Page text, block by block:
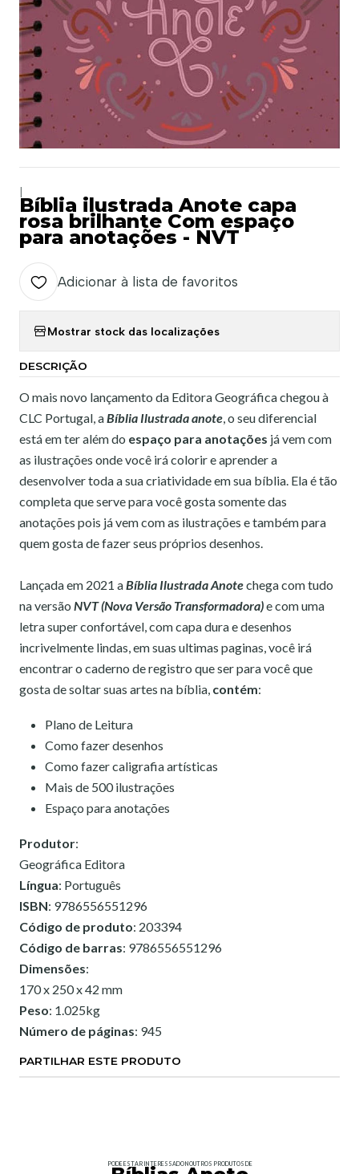
Bíblia ilustrada Anote capa
rosa brilhante Com espaço
para anotações - NVT
Adicionar à lista de favoritos
Mostrar stock das localizações
DESCRIÇÃO
O mais novo lançamento da Editora Geográfica chegou à
CLC Portugal, aBíblia Ilustrada anote, o seu diferencial
está em ter além do espaço para anotações já vem com
as ilustrações onde você irá colorir e aprender a
desenvolver toda a sua criatividade em sua bíblia. Ela é tão
completa que serve para você gosta somente das
anotações pois já vem com as ilustrações e também para
quem gosta de fazer seus próprios desenhos.
Lançada em 2021 aBíblia Ilustrada Anotechega com tudo
na versão NVT (Nova Versão Transformadora)e com uma
letra super confortável, com capa dura e desenhos
incrivelmente lindas, em suas ultimas paginas, você irá
encontrar o caderno de registro que ser para você que
gosta de soltar suas artes na bíblia, contém:
Plano de Leitura
Como fazer desenhos
Como fazer caligrafia artísticas
Mais de 500 ilustrações
Espaço para anotações
Produtor:
Geográfica Editora
Língua: Português
ISBN: 9786556551296
Código de produto: 203394
Código de barras: 9786556551296
Dimensões:
170 x 250 x 42 mm
Peso: 1.025kg
Número de páginas: 945
PARTILHAR ESTE PRODUTO
PODE ESTAR INTERESSADO NOUTROS PRODUTOS DE